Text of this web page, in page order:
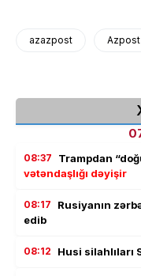
azazpost Azpost
08:37 Trampdan
vətəndaşlığı dəyişir
08:17
Rusiyanın
edib
08:12 Husi silahlıları